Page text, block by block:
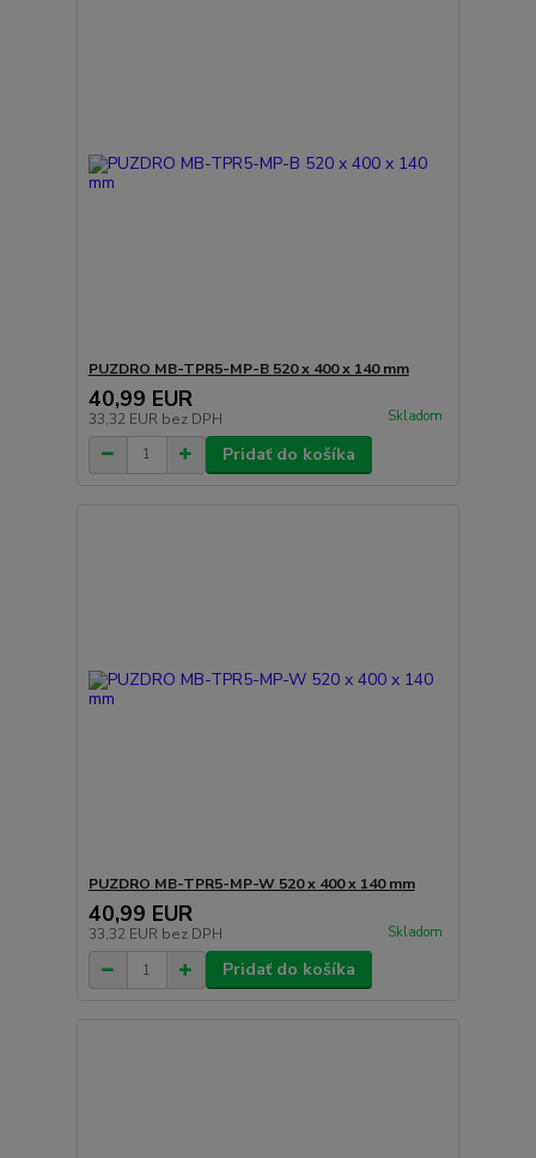
PUZDRO MB-TPR5-MP-B 520 x 400 x 140 mm
40,99 EUR
33,32 EUR bez DPH Skladom
Pridať do košíka
PUZDRO MB-TPR5-MP-W 520 x 400 x 140 mm
40,99 EUR
33,32 EUR bez DPH Skladom
Pridať do košíka